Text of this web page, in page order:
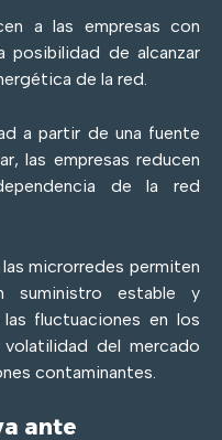
a las empresas con
posibilidad de alcanzar
de la red.
a partir de una fuente
las empresas reducen
de la red
microrredes permiten
suministro estable y
fluctuaciones en los
del mercado
contaminantes.
ante